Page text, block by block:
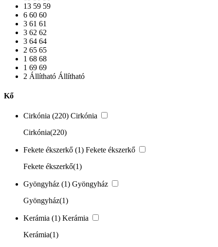
13 59 59
6 60 60
3 61 61
3 62 62
3 64 64
2 65 65
1 68 68
1 69 69
2 Állítható Állítható
Kő
Cirkónia (220) Cirkónia
Cirkónia(220)
Fekete ékszerkő (1) Fekete ékszerkő
Fekete ékszerkő(1)
Gyöngyház (1) Gyöngyház
Gyöngyház(1)
Kerámia (1) Kerámia
Kerámia(1)